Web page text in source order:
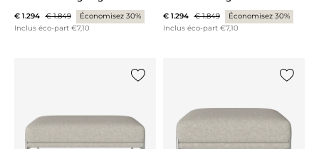
€ 1.294 € 1.849
Économisez 30%
Inclus éco-part €7,10
€ 1.294 € 1.849
Économisez 30%
Inclus éco-part €7,10